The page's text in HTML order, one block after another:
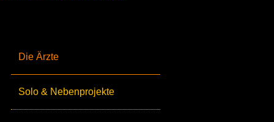
Die Ärzte
Solo & Nebenprojekte